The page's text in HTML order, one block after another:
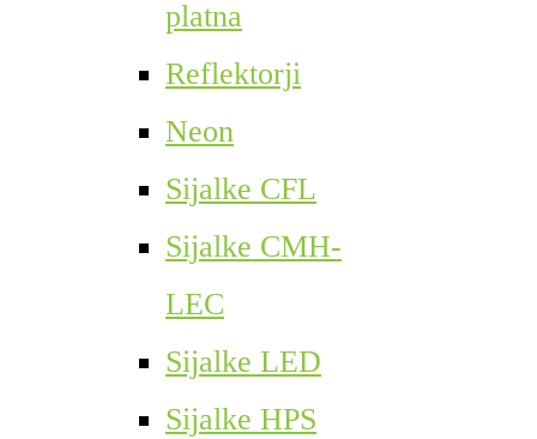
platna
Reflektorji
Neon
Sijalke CFL
Sijalke CMH-
LEC
Sijalke LED
Sijalke HPS